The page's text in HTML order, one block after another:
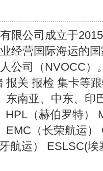
限公司成立于
经营国际海运的
公司（NVOCC）
报关 报检 集卡等
东南亚、中东、印
HPL（赫伯罗特）
EMC（长荣航运
航运） ESLSC(